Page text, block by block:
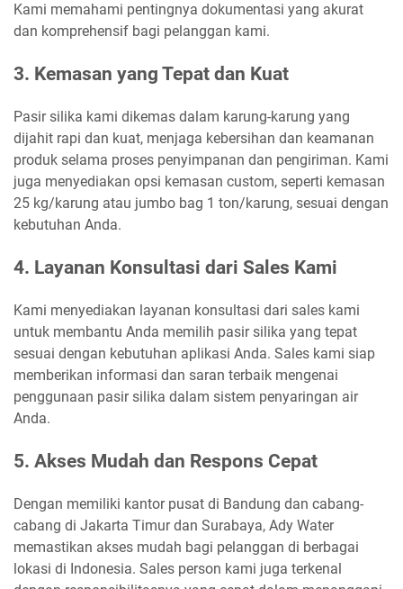
Kami memahami pentingnya dokumentasi yang akurat
dan komprehensif bagi pelanggan kami.
3. Kemasan yang Tepat dan Kuat
Pasir silika kami dikemas dalam karung-karung yang
dijahit rapi dan kuat, menjaga kebersihan dan keamanan
produk selama proses penyimpanan dan pengiriman. Kami
juga menyediakan opsi kemasan custom, seperti kemasan
25 kg/karung atau jumbo bag 1 ton/karung, sesuai dengan
kebutuhan Anda.
4. Layanan Konsultasi dari Sales Kami
Kami menyediakan layanan konsultasi dari sales kami
untuk membantu Anda memilih pasir silika yang tepat
sesuai dengan kebutuhan aplikasi Anda. Sales kami siap
memberikan informasi dan saran terbaik mengenai
penggunaan pasir silika dalam sistem penyaringan air
Anda.
5. Akses Mudah dan Respons Cepat
Dengan memiliki kantor pusat di Bandung dan cabang-
cabang di Jakarta Timur dan Surabaya, Ady Water
memastikan akses mudah bagi pelanggan di berbagai
lokasi di Indonesia. Sales person kami juga terkenal